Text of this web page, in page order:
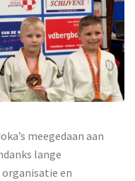
meegedaan aan
lange
en